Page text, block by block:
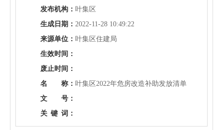
发布机构： 叶集区
生成日期： 2022-11-28 10:49:22
来源单位： 叶集区住建局
生效时间：
废止时间：
名 称： 叶集区2022年危房改造补助发放清单
文 号：
关 键 词：